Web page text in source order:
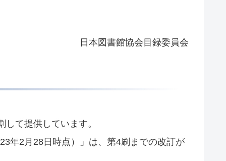
日本図書館協会目録委員会
て提供しています。
年2月28日時点）」は、第4刷までの改訂が